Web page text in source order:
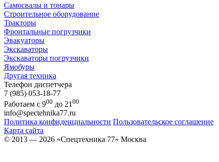
Самосвалы и тонары
Строительное оборудование
Тракторы
Фронтальные погрузчики
Эвакуаторы
Экскаваторы
Экскаваторы погрузчики
Ямобуры
Другая техника
Телефон диспетчера
7 (985) 053-18-77
Работаем с 900 до 21 00
info@spectehnika77.ru
Политика конфиденциальности Пользовательское соглашение
Карта сайта
© 2013 — 2026 «Спецтехника 77» Москва